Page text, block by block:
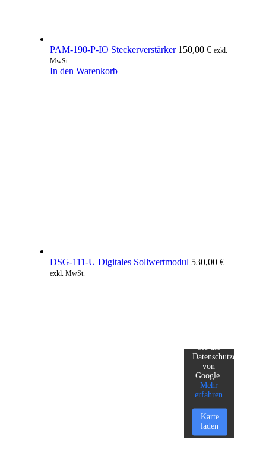
PAM-190-P-IO Steckerverstärker 150,00 € exkl.
MwSt.
In den Warenkorb
DSG-111-U Digitales Sollwertmodul 530,00 €
exkl. MwSt.
Sie die
Datenschutzerklärung
von
Google.
Mehr
erfahren
Karte
laden